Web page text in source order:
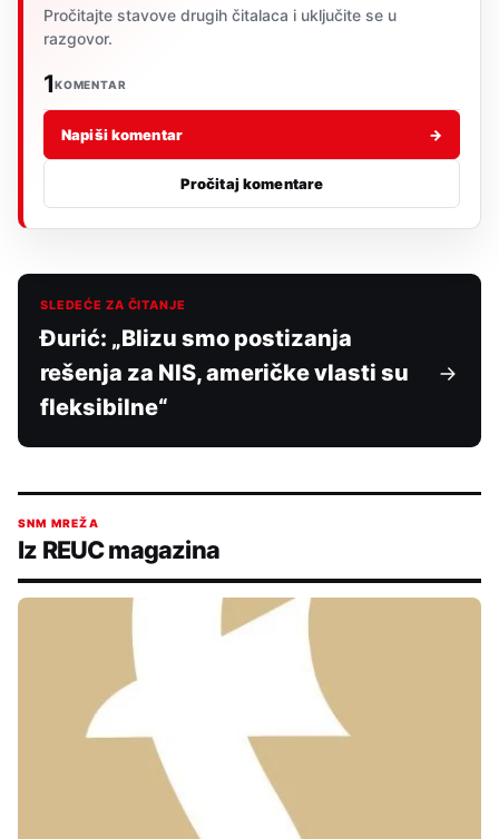
Pročitajte stavove drugih čitalaca i uključite se u
razgovor.
1KOMENTAR
Napiši komentar →
Pročitaj komentare
SLEDEĆE ZA ČITANJE
Đurić: „Blizu smo postizanja
rešenja za NIS, američke vlasti su
fleksibilne“
SNM MREŽA
Iz REUC magazina